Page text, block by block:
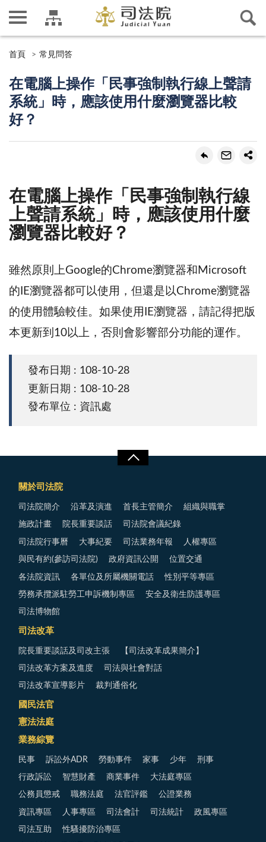
首頁 常見問答
在電腦上操作「民事強制執行線上聲請
系統」時，應該使用什麼瀏覽器比較
好？
在電腦上操作「民事強制執行線
上聲請系統」時，應該使用什麼
瀏覽器比較好？
雖然原則上Google的Chrome瀏覽器和Microsoft
的IE瀏覽器都可以使用，但還是以Chrome瀏覽器
的使用體驗較佳。如果使用IE瀏覽器，請記得把版
本更新到10以上，否則會影響部分功能的運作。
發布日期 : 108-10-28
更新日期 : 108-10-28
發布單位 : 資訊處
關於司法院
司法院簡介 沿革及演進 首長主管簡介 組織與職掌
施政計畫 院長重要談話 司法院會議紀錄
司法院行事曆 大事紀要 司法業務年報 人權專區
與民有約(參訪司法院) 政府資訊公開 位置交通
各法院資訊 各單位及所屬機關電話 性別平等專區
勞務承攬派駐勞工申訴機制專區 安全及衛生防護專區
司法博物館
司法改革
院長重要談話及司改主張 【司法改革成果簡介】
司法改革方案及進度 司法與社會對話
司法改革宣導影片 裁判通俗化
國民法官
憲法法庭
業務綜覽
民事 訴訟外ADR 勞動事件 家事 少年 刑事
行政訴訟 智慧財產 商業事件 大法庭專區
公務員懲戒 職務法庭 法官評鑑 公證業務
資訊專區 人事專區 司法會計 司法統計 政風專區
司法互助 性騷擾防治專區